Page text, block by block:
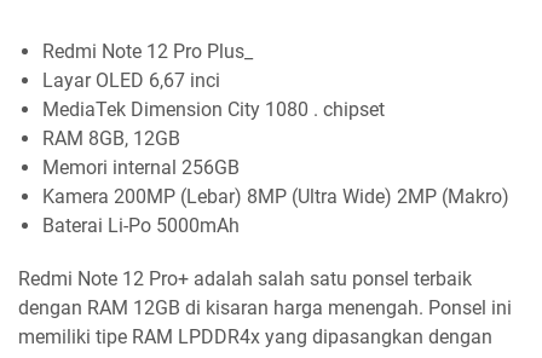
Redmi Note 12 Pro Plus_
Layar OLED 6,67 inci
MediaTek Dimension City 1080 . chipset
RAM 8GB, 12GB
Memori internal 256GB
Kamera 200MP (Lebar) 8MP (Ultra Wide) 2MP (Makro)
Baterai Li-Po 5000mAh
Redmi Note 12 Pro+ adalah salah satu ponsel terbaik
dengan RAM 12GB di kisaran harga menengah. Ponsel ini
memiliki tipe RAM LPDDR4x yang dipasangkan dengan